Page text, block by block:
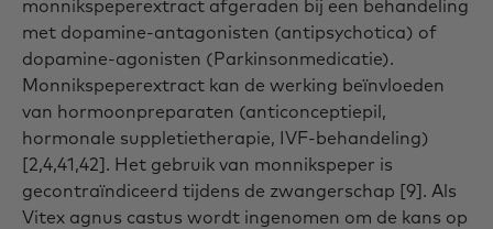
monnikspeperextract afgeraden bij een behandeling
met dopamine-antagonisten (antipsychotica) of
dopamine-agonisten (Parkinsonmedicatie).
Monnikspeperextract kan de werking beïnvloeden
van hormoonpreparaten (anticonceptiepil,
hormonale suppletietherapie, IVF-behandeling)
[2,4,41,42]. Het gebruik van monnikspeper is
gecontraïndiceerd tijdens de zwangerschap [9]. Als
Vitex agnus castus wordt ingenomen om de kans op